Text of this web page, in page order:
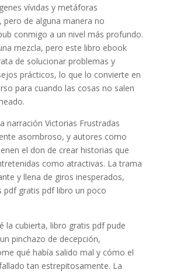
vívidas y metáforas
pero de alguna manera no
conmigo a un nivel más profundo.
mezcla, pero este libro ebook
de solucionar problemas y
prácticos, lo que lo convierte en
para cuando las cosas no salen
narración Victorias Frustradas
asombroso, y autores como
el don de crear historias que
como atractivas. La trama
y llena de giros inesperados,
pdf gratis pdf libro un poco
la cubierta, libro gratis pdf pude
pinchazo de decepción,
qué había salido mal y cómo el
tan estrepitosamente. La